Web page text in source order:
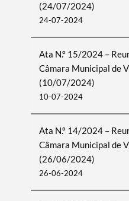
(24/07/2024)
24-07-2024
Ata N.º 15/2024 –
Câmara Municipal de
(10/07/2024)
10-07-2024
Ata N.º 14/2024 –
Câmara Municipal de
(26/06/2024)
26-06-2024